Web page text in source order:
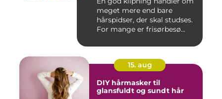
meget mere end bare
hårspidser, der skal studses.
For mange er frisørbesø...
15. aug
DIY hårmasker til
glansfuldt og sundt hår